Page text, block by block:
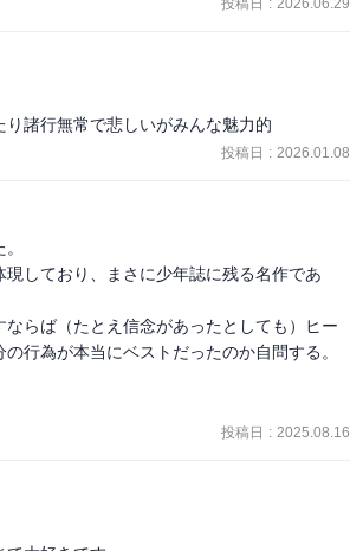
も分かりづらかった。
戦とかは活かしきれてた気がするんだけ
った。
このくらいじゃ物足りなくなったのかな
ど、頭脳と戦略で敵を倒す、みたいなのが
投稿日 : 2026.06.29
諸行無常で悲しいがみんな魅力的
投稿日 : 2026.01.08
しており、まさに少年誌に残る名作であ
らば（たとえ信念があったとしても）ヒー
行為が本当にベストだったのか自問する。
投稿日 : 2025.08.16